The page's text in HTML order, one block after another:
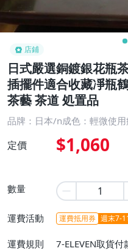
店鋪
日式嚴選銅鍍銀花瓶
插擺件適合收藏凈瓶
茶藝 茶道 処置品
品牌：日本/n成色：輕微使
定價 $1,060
數量
運費活動 運費抵用券 週末7-
運費規則
7-ELEVEN取貨